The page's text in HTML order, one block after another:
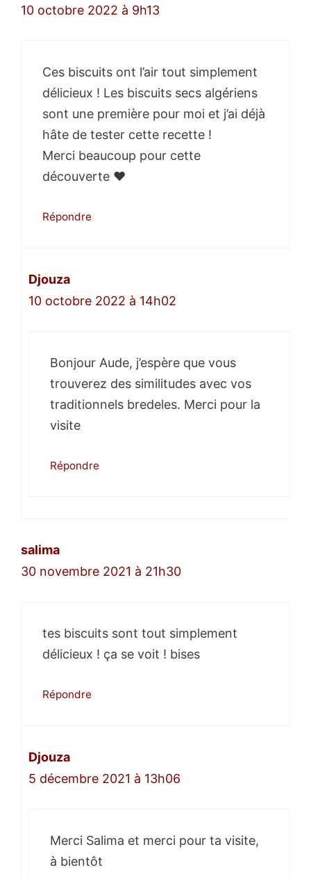
10 octobre 2022 à 9h13
Ces biscuits ont l’air tout simplement
délicieux ! Les biscuits secs algériens
sont une première pour moi et j’ai déjà
hâte de tester cette recette !
Merci beaucoup pour cette
découverte ♥
Répondre
Djouza
10 octobre 2022 à 14h02
Bonjour Aude, j’espère que vous
trouverez des similitudes avec vos
traditionnels bredeles. Merci pour la
visite
Répondre
salima
30 novembre 2021 à 21h30
tes biscuits sont tout simplement
délicieux ! ça se voit ! bises
Répondre
Djouza
5 décembre 2021 à 13h06
Merci Salima et merci pour ta visite,
à bientôt